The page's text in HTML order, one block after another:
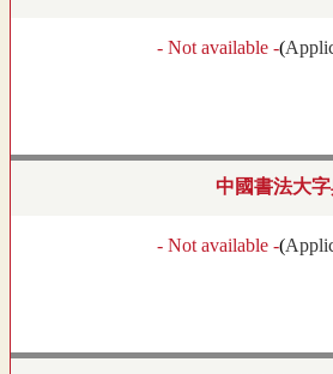
- Not available -(
中國書法大
- Not available -(